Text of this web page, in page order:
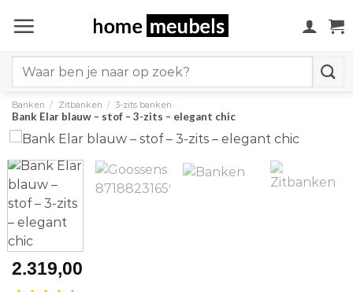
naar
for:
Banken / Zitbanken / 3-zits banken
Bank Elar blauw – stof – 3-zits – elegant chic
2.319,00